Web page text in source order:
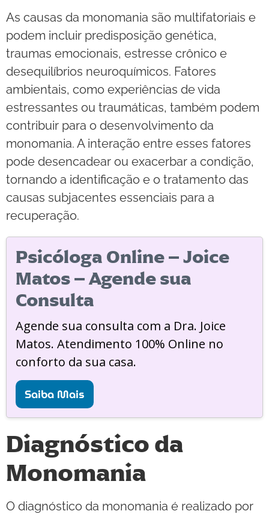
As causas da monomania são multifatoriais e
podem incluir predisposição genética,
traumas emocionais, estresse crônico e
desequilíbrios neuroquímicos. Fatores
ambientais, como experiências de vida
estressantes ou traumáticas, também podem
contribuir para o desenvolvimento da
monomania. A interação entre esses fatores
pode desencadear ou exacerbar a condição,
tornando a identificação e o tratamento das
causas subjacentes essenciais para a
recuperação.
Psicóloga Online – Joice
Matos – Agende sua
Consulta
Agende sua consulta com a Dra. Joice
Matos. Atendimento 100% Online no
conforto da sua casa.
Saiba Mais
Diagnóstico da
Monomania
O diagnóstico da monomania é realizado por